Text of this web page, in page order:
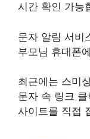
시간 확인 가능
문자 알림 서비
부모님 휴대폰
최근에는 스미
문자 속 링크
사이트를 직접